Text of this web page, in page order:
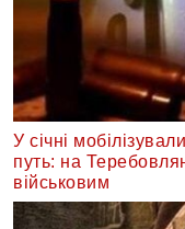
У січні
путь: на
військовим